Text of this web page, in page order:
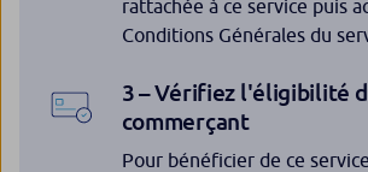
rattachée à ce service puis
Conditions Générales du
3 – Vérifiez l'éligibilité
commerçant
Pour bénéficier de ce